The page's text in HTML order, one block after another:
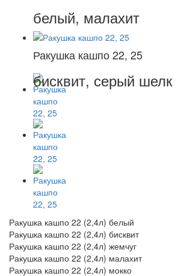
белый, малахит
Ракушка кашпо 22, 25
бисквит, серый шелк
Ракушка кашпо 22 (2,4л) белый
Ракушка кашпо 22 (2,4л) бисквит
Ракушка кашпо 22 (2,4л) жемчуг
Ракушка кашпо 22 (2,4л) малахит
Ракушка кашпо 22 (2,4л) мокко